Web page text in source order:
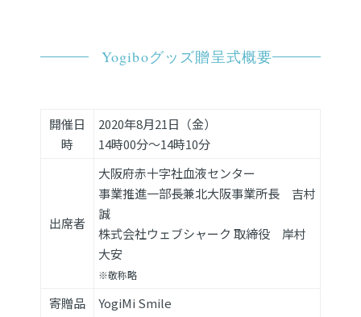
Yogiboグッズ贈呈式概要
開催日
時
2020年8月21日（金）
14時00分～14時10分
出席者
大阪府赤十字社血液センター
事業推進一部長兼北大阪事業所長 吉村
誠
株式会社ウェブシャーク 取締役 岸村
大安
※敬称略
寄贈品 YogiMi Smile